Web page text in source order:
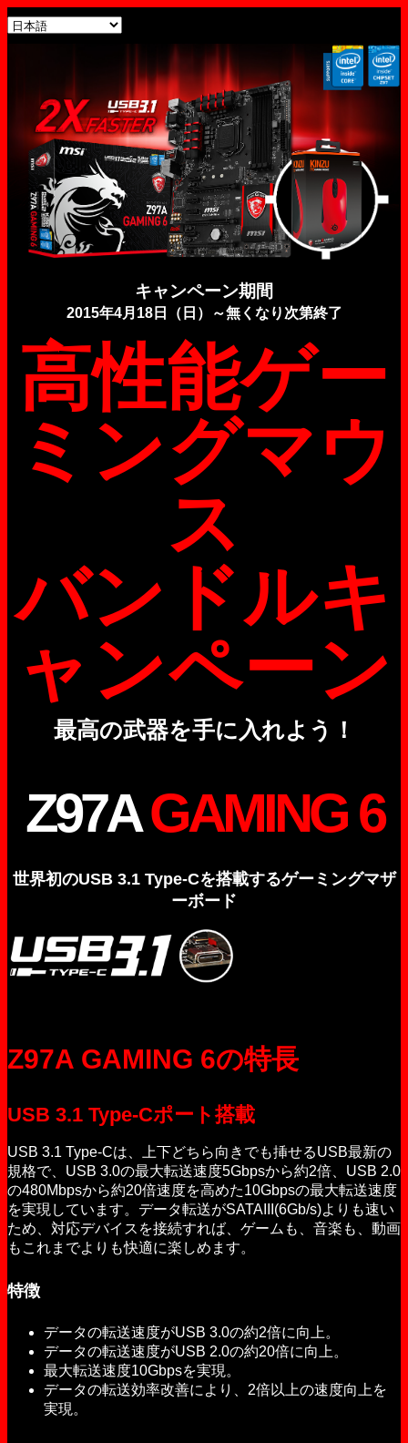
キャンペーン期間
2015年4月18日（日）～無くなり次第終了
高性能ゲー
ミングマウ
ス
バンドルキ
ャンペーン
最高の武器を手に入れよう！
Z97AGAMING 6
世界初のUSB 3.1 Type-Cを搭載するゲーミングマザ
ーボード
Z97A GAMING 6の特長
USB 3.1 Type-Cポート搭載
USB 3.1 Type-Cは、上下どちら向きでも挿せるUSB最新の
規格で、USB 3.0の最大転送速度5Gbpsから約2倍、USB 2.0
の480Mbpsから約20倍速度を高めた10Gbpsの最大転送速度
を実現しています。データ転送がSATAIII(6Gb/s)よりも速い
ため、対応デバイスを接続すれば、ゲームも、音楽も、動画
もこれまでよりも快適に楽しめます。
特徴
データの転送速度がUSB 3.0の約2倍に向上。
データの転送速度がUSB 2.0の約20倍に向上。
最大転送速度10Gbpsを実現。
データの転送効率改善により、2倍以上の速度向上を
実現。